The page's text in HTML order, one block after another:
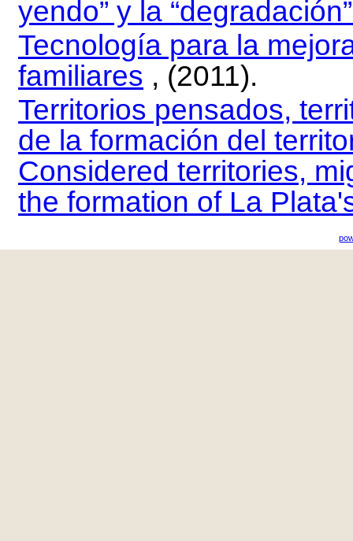
yendo” y la
Tecnología para la
familiares , (2011).
Territorios pensados,
de la formación del
Considered territories,
the formation of La